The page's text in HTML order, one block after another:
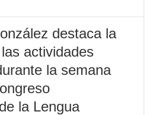
destaca la
actividades
la semana
la Lengua